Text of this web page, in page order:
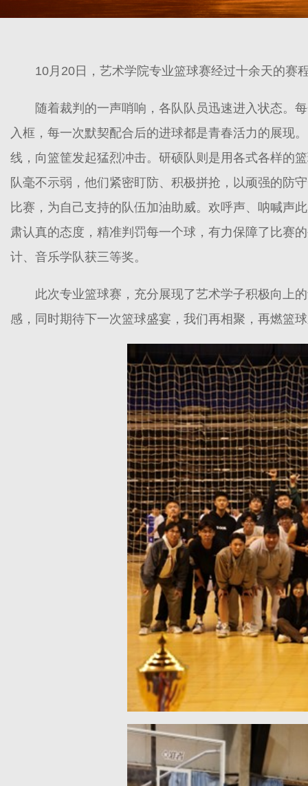
10月20日，艺术学院专业篮球赛经过十余天的赛
随着裁判的一声哨响，各队队员迅速进入状态。
入框，每一次默契配合后的进球都是青春活力的展现
线，向篮筐发起猛烈冲击。研硕队则是用各式各样的
队毫不示弱，他们紧密盯防、积极拼抢，以顽强的防
比赛，为自己支持的队伍加油助威。欢呼声、呐喊声
肃认真的态度，精准判罚每一个球，有力保障了比赛
计、音乐学队获三等奖。
此次专业篮球赛，充分展现了艺术学子积极向上
感，同时期待下一次篮球盛宴，我们再相聚，再燃篮